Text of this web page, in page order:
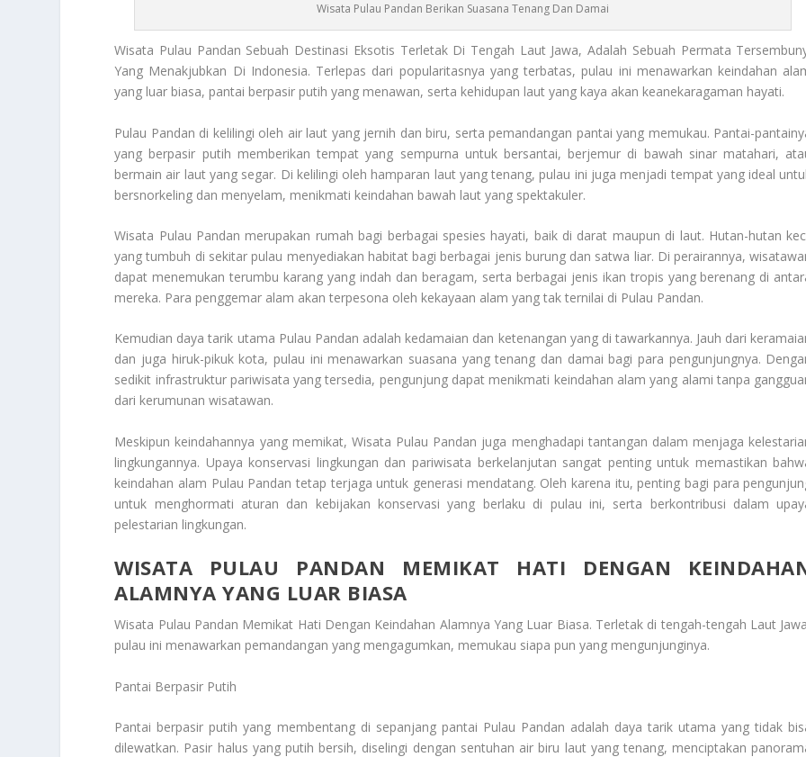
Wisata Pulau Pandan Berikan Suasana Tenang Dan Damai
Wisata Pulau Pandan Sebuah Destinasi Eksotis Terletak Di Tengah Laut Jawa, Adalah Sebuah Permata
Yang Menakjubkan Di Indonesia. Terlepas dari popularitasnya yang terbatas, pulau ini menawarkan keindahan
yang luar biasa, pantai berpasir putih yang menawan, serta kehidupan laut yang kaya akan keanekaragaman hayati.
Pulau Pandan di kelilingi oleh air laut yang jernih dan biru, serta pemandangan pantai yang memukau. Pantai-
yang berpasir putih memberikan tempat yang sempurna untuk bersantai, berjemur di bawah sinar matahari,
bermain air laut yang segar. Di kelilingi oleh hamparan laut yang tenang, pulau ini juga menjadi tempat yang ideal
bersnorkeling dan menyelam, menikmati keindahan bawah laut yang spektakuler.
Wisata Pulau Pandan merupakan rumah bagi berbagai spesies hayati, baik di darat maupun di laut. Hutan-hutan
yang tumbuh di sekitar pulau menyediakan habitat bagi berbagai jenis burung dan satwa liar. Di perairannya,
dapat menemukan terumbu karang yang indah dan beragam, serta berbagai jenis ikan tropis yang berenang di
mereka. Para penggemar alam akan terpesona oleh kekayaan alam yang tak ternilai di Pulau Pandan.
Kemudian daya tarik utama Pulau Pandan adalah kedamaian dan ketenangan yang di tawarkannya. Jauh dari
dan juga hiruk-pikuk kota, pulau ini menawarkan suasana yang tenang dan damai bagi para pengunjungnya.
sedikit infrastruktur pariwisata yang tersedia, pengunjung dapat menikmati keindahan alam yang alami tanpa
dari kerumunan wisatawan.
Meskipun keindahannya yang memikat, Wisata Pulau Pandan juga menghadapi tantangan dalam menjaga
lingkungannya. Upaya konservasi lingkungan dan pariwisata berkelanjutan sangat penting untuk memastikan
keindahan alam Pulau Pandan tetap terjaga untuk generasi mendatang. Oleh karena itu, penting bagi para
untuk menghormati aturan dan kebijakan konservasi yang berlaku di pulau ini, serta berkontribusi dalam
pelestarian lingkungan.
WISATA PULAU PANDAN MEMIKAT HATI DENGAN
ALAMNYA YANG LUAR BIASA
Wisata Pulau Pandan Memikat Hati Dengan Keindahan Alamnya Yang Luar Biasa. Terletak di tengah-tengah Laut
pulau ini menawarkan pemandangan yang mengagumkan, memukau siapa pun yang mengunjunginya.
Pantai Berpasir Putih
Pantai berpasir putih yang membentang di sepanjang pantai Pulau Pandan adalah daya tarik utama yang tidak
dilewatkan. Pasir halus yang putih bersih, diselingi dengan sentuhan air biru laut yang tenang, menciptakan